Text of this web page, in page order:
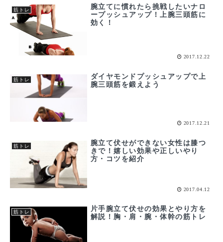
筋トレ
腕立てに慣れたら挑戦したいナロ
ープッシュアップ！上腕三頭筋に
効く！
2017.12.22
筋トレ
ダイヤモンドプッシュアップで上
腕三頭筋を鍛えよう
2017.12.21
筋トレ
腕立て伏せができない女性は膝つ
きで！嬉しい効果や正しいやり
方・コツを紹介
2017.04.12
筋トレ
片手腕立て伏せの効果とやり方を
解説！胸・肩・腕・体幹の筋トレ